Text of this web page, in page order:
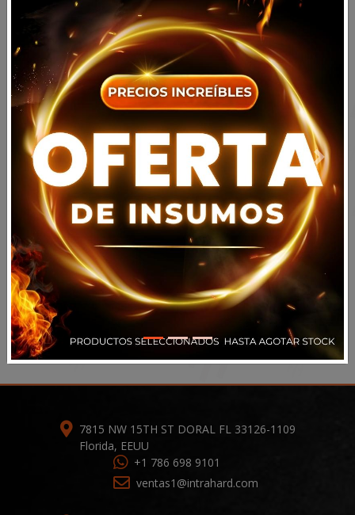
Previous Next
Acepto todos los términos y condiciones
Volver
Registrarse
7815 NW 15TH ST DORAL FL 33126-1109
Florida, EEUU
+1 786 698 9101
ventas1@intrahard.com